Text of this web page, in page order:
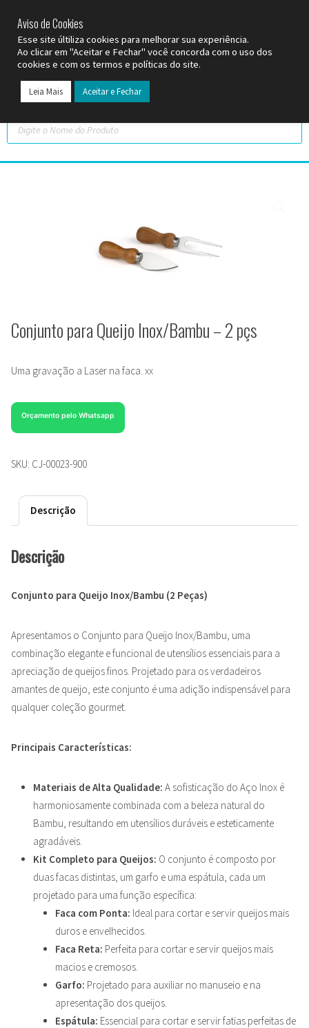
Conjunto para Queijo Inox/Bambu – 2 pçs
Uma gravação a Laser na faca. xx
Orçamento pelo Whatsapp
SKU: CJ-00023-900
Descrição
Descrição
Conjunto para Queijo Inox/Bambu (2 Peças)
Apresentamos o Conjunto para Queijo Inox/Bambu, uma
combinação elegante e funcional de utensílios essenciais para a
apreciação de queijos finos. Projetado para os verdadeiros
amantes de queijo, este conjunto é uma adição indispensável para
qualquer coleção gourmet.
Principais Características:
Materiais de Alta Qualidade: A sofisticação do Aço Inox é
harmoniosamente combinada com a beleza natural do
Bambu, resultando em utensílios duráveis e esteticamente
agradáveis.
Kit Completo para Queijos: O conjunto é composto por
duas facas distintas, um garfo e uma espátula, cada um
projetado para uma função específica:
Faca com Ponta: Ideal para cortar e servir queijos mais
duros e envelhecidos.
Faca Reta: Perfeita para cortar e servir queijos mais
macios e cremosos.
Garfo: Projetado para auxiliar no manuseio e na
apresentação dos queijos.
Espátula: Essencial para cortar e servir fatias perfeitas de
Aviso de Cookies
Esse site últiliza cookies para melhorar sua experiência.
Ao clicar em "Aceitar e Fechar" você concorda com o uso dos
cookies e com os termos e políticas do site.
Leia Mais Aceitar e Fechar